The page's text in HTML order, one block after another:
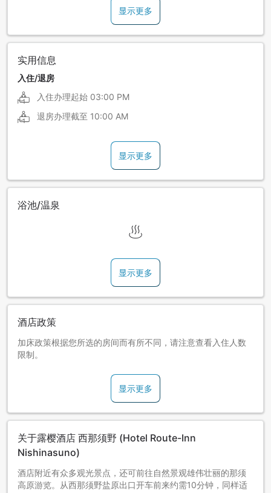
显示更多
实用信息
入住/退房
入住办理起始 03:00 PM
退房办理截至 10:00 AM
显示更多
浴池/温泉
显示更多
酒店政策
加床政策根据您所选的房间而有所不同，请注意查看入住人数
限制。
显示更多
关于露樱酒店 西那须野 (Hotel Route-Inn
Nishinasuno)
酒店附近有众多观光景点，还可前往自然景观雄伟壮丽的那须
高原游览。从西那须野盐原出口开车前来约需10分钟，同样适